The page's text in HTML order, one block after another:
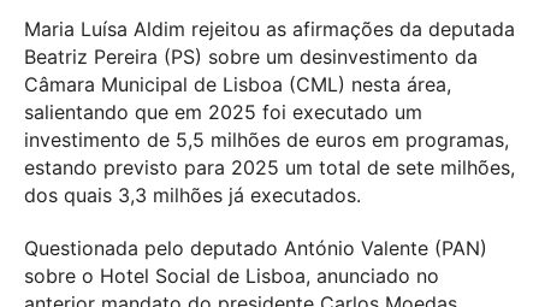
Maria Luísa Aldim rejeitou as afirmações da deputada
Beatriz Pereira (PS) sobre um desinvestimento da
Câmara Municipal de Lisboa (CML) nesta área,
salientando que em 2025 foi executado um
investimento de 5,5 milhões de euros em programas,
estando previsto para 2025 um total de sete milhões,
dos quais 3,3 milhões já executados.
Questionada pelo deputado António Valente (PAN)
sobre o Hotel Social de Lisboa, anunciado no